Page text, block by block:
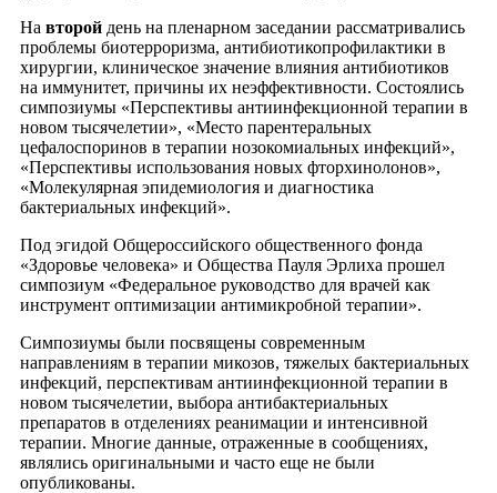
На второй день на пленарном заседании рассматривались
проблемы биотерроризма, антибиотикопрофилактики в
хирургии, клиническое значение влияния антибиотиков
на иммунитет, причины их неэффективности. Состоялись
симпозиумы «Перспективы антиинфекционной терапии в
новом тысячелетии», «Место парентеральных
цефалоспоринов в терапии нозокомиальных инфекций»,
«Перспективы использования новых фторхинолонов»,
«Молекулярная эпидемиология и диагностика
бактериальных инфекций».
Под эгидой Общероссийского общественного фонда
«Здоровье человека» и Общества Пауля Эрлиха прошел
симпозиум «Федеральное руководство для врачей как
инструмент оптимизации антимикробной терапии».
Симпозиумы были посвящены современным
направлениям в терапии микозов, тяжелых бактериальных
инфекций, перспективам антиинфекционной терапии в
новом тысячелетии, выбора антибактериальных
препаратов в отделениях реанимации и интенсивной
терапии. Многие данные, отраженные в сообщениях,
являлись оригинальными и часто еще не были
опубликованы.